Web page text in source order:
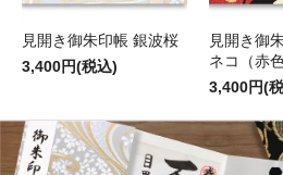
見開き御朱印帳 銀波桜
3,400円(税込)
見開き御
ネコ（赤色
3,400円(